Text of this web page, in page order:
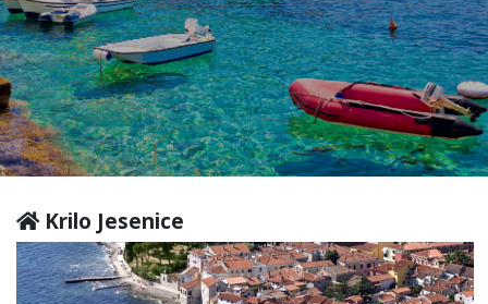
Krilo Jesenice